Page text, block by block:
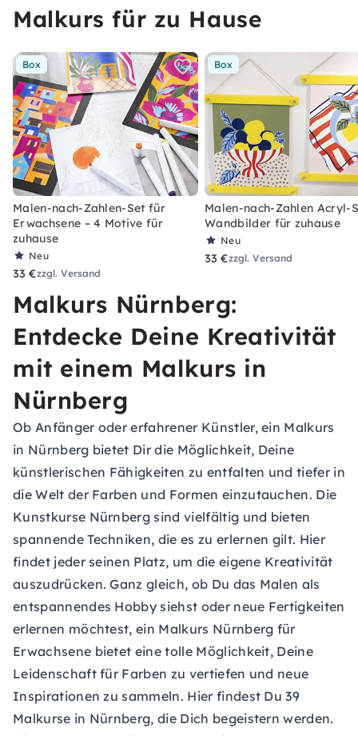
Malkurs für zu Hause
Box
Malen-nach-Zahlen-Set für
Erwachsene – 4 Motive für
zuhause
Neu
33 €zzgl. Versand
Box
Malen-nach-Zahlen Acryl-
Wandbilder für zuhause
Neu
33 €zzgl. Versand
Malkurs Nürnberg:
Entdecke Deine Kreativität
mit einem Malkurs in
Nürnberg
Ob Anfänger oder erfahrener Künstler, ein Malkurs
in Nürnberg bietet Dir die Möglichkeit, Deine
künstlerischen Fähigkeiten zu entfalten und tiefer in
die Welt der Farben und Formen einzutauchen. Die
Kunstkurse Nürnberg sind vielfältig und bieten
spannende Techniken, die es zu erlernen gilt. Hier
findet jeder seinen Platz, um die eigene Kreativität
auszudrücken. Ganz gleich, ob Du das Malen als
entspannendes Hobby siehst oder neue Fertigkeiten
erlernen möchtest, ein Malkurs Nürnberg für
Erwachsene bietet eine tolle Möglichkeit, Deine
Leidenschaft für Farben zu vertiefen und neue
Inspirationen zu sammeln. Hier findest Du 39
Malkurse in Nürnberg, die Dich begeistern werden.